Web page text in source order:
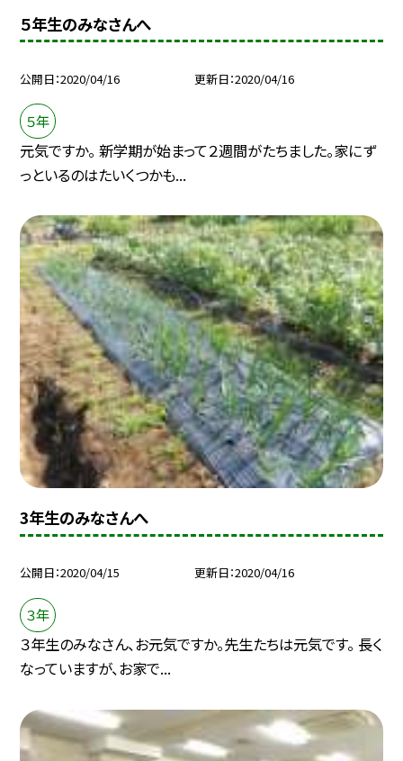
５年生のみなさんへ
公開日 2020/04/16 更新日 2020/04/16
５年
元気ですか。 新学期が始まって２週間がたちました。家にず
っといるのはたいくつかも...
3年生のみなさんへ
公開日 2020/04/15 更新日 2020/04/16
３年
３年生のみなさん、お元気ですか。先生たちは元気です。 長く
なっていますが、お家で...